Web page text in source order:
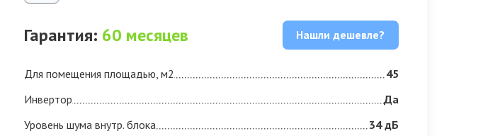
Гарантия: 60 месяцев Нашли дешевле?
Для помещения площадью, м2
45
Инвертор
Да
Уровень шума внутр. блока
34 дБ